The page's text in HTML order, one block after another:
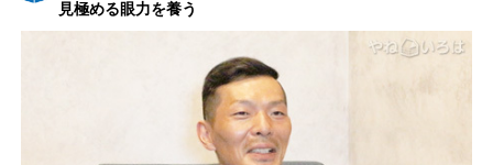
見極める眼力を養う